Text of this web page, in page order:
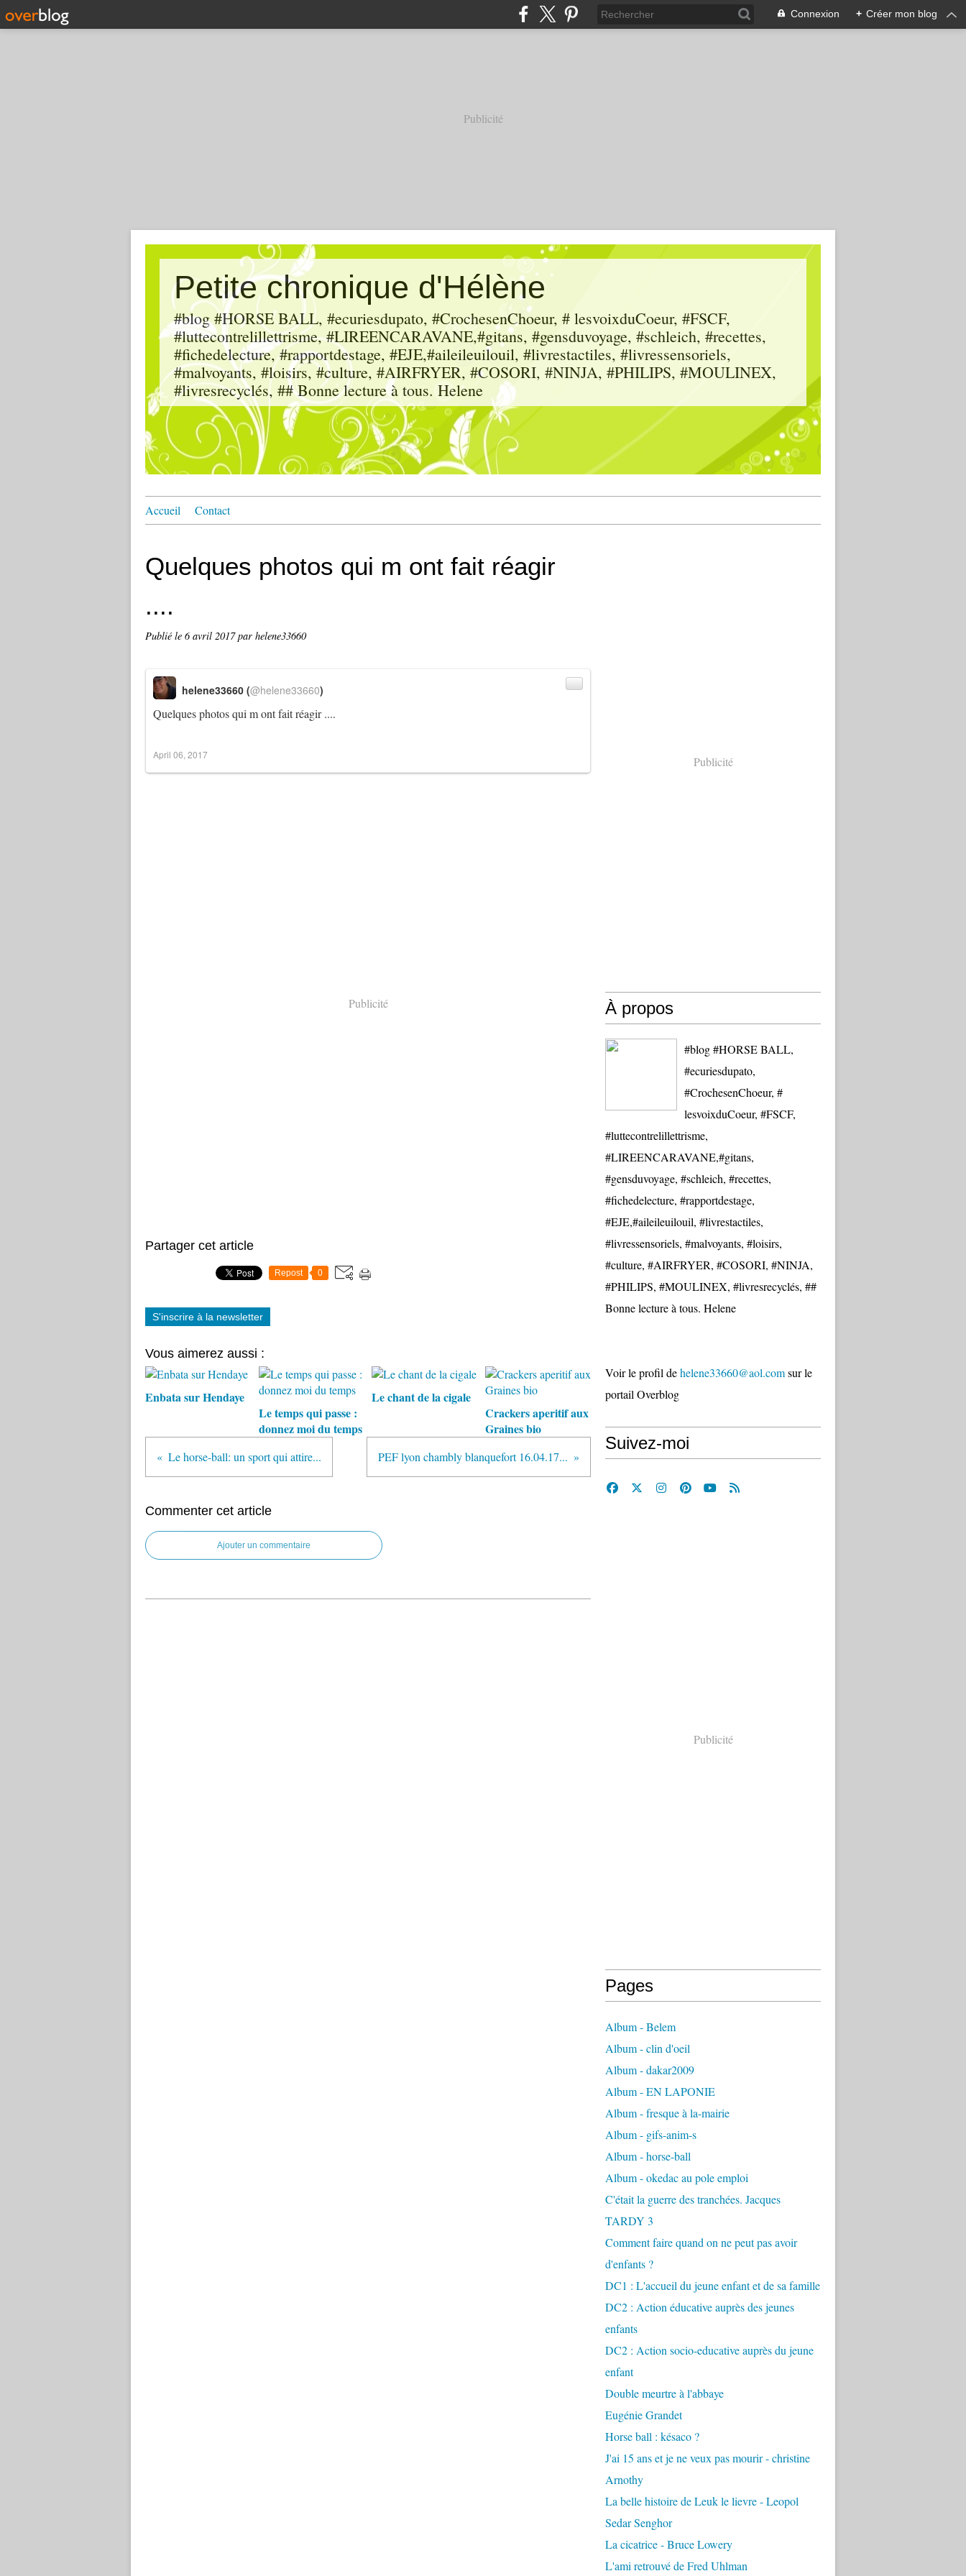
Connexion + Créer mon blog
Publicité
Petite chronique d'Hélène
#blog #HORSE BALL, #ecuriesdupato, #CrochesenChoeur, # lesvoixduCoeur, #FSCF,
#luttecontrelillettrisme, #LIREENCARAVANE,#gitans, #gensduvoyage, #schleich, #recettes,
#fichedelecture, #rapportdestage, #EJE,#aileileuilouil, #livrestactiles, #livressensoriels,
#malvoyants, #loisirs, #culture, #AIRFRYER, #COSORI, #NINJA, #PHILIPS, #MOULINEX,
#livresrecyclés, ## Bonne lecture à tous. Helene
Accueil Contact
Quelques photos qui m ont fait réagir
....
Publié le 6 avril 2017par helene33660
Quelques photos qui m ont fait réagir ....
helene33660 (@helene33660)
April 06, 2017
Publicité
Partager cet article
Repost 0
S'inscrire à la newsletter
Vous aimerez aussi :
Enbata sur Hendaye
Le temps qui passe :
donnez moi du temps
Le chant de la cigale
Crackers aperitif aux
Graines bio
Le horse-ball: un sport qui attire... PEF lyon chambly blanquefort 16.04.17...
Commenter cet article
Ajouter un commentaire
Publicité
À propos
#blog #HORSE BALL,
#ecuriesdupato,
#CrochesenChoeur, #
lesvoixduCoeur, #FSCF,
#luttecontrelillettrisme,
#LIREENCARAVANE,#gitans,
#gensduvoyage, #schleich, #recettes,
#fichedelecture, #rapportdestage,
#EJE,#aileileuilouil, #livrestactiles,
#livressensoriels, #malvoyants, #loisirs,
#culture, #AIRFRYER, #COSORI, #NINJA,
#PHILIPS, #MOULINEX, #livresrecyclés, ##
Bonne lecture à tous. Helene
Voir le profil dehelene33660@aol.comsur le
portail Overblog
Suivez-moi
Publicité
Pages
Album - Belem
Album - clin d'oeil
Album - dakar2009
Album - EN LAPONIE
Album - fresque à la-mairie
Album - gifs-anim-s
Album - horse-ball
Album - okedac au pole emploi
C'était la guerre des tranchées. Jacques
TARDY 3
Comment faire quand on ne peut pas avoir
d'enfants ?
DC1 : L'accueil du jeune enfant et de sa famille
DC2 : Action éducative auprès des jeunes
enfants
DC2 : Action socio-educative auprès du jeune
enfant
Double meurtre à l'abbaye
Eugénie Grandet
Horse ball : késaco ?
J'ai 15 ans et je ne veux pas mourir - christine
Arnothy
La belle histoire de Leuk le lievre - Leopol
Sedar Senghor
La cicatrice - Bruce Lowery
L'ami retrouvé de Fred Uhlman